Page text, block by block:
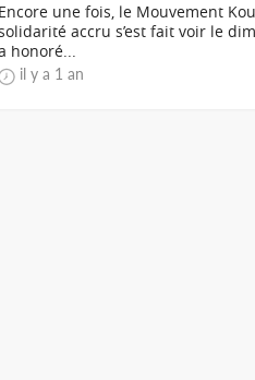
Encore une fois, le Mouvement
accru s’est fait voir le
honoré...
il y a 1 an